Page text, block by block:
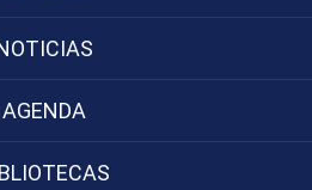
AGENDA